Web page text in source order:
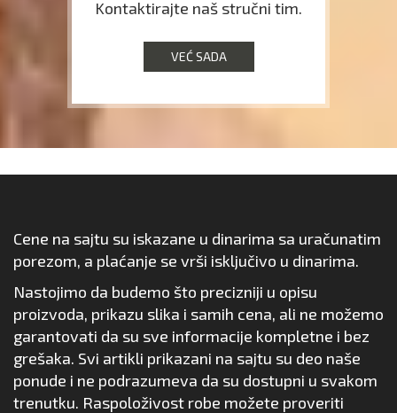
Kontaktirajte naš stručni tim.
VEĆ SADA
Cene na sajtu su iskazane u dinarima sa uračunatim
porezom, a plaćanje se vrši isključivo u dinarima.
Nastojimo da budemo što precizniji u opisu
proizvoda, prikazu slika i samih cena, ali ne možemo
garantovati da su sve informacije kompletne i bez
grešaka. Svi artikli prikazani na sajtu su deo naše
ponude i ne podrazumeva da su dostupni u svakom
trenutku. Raspoloživost robe možete proveriti